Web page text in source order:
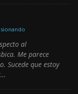
al
Me parece
Sucede que estoy